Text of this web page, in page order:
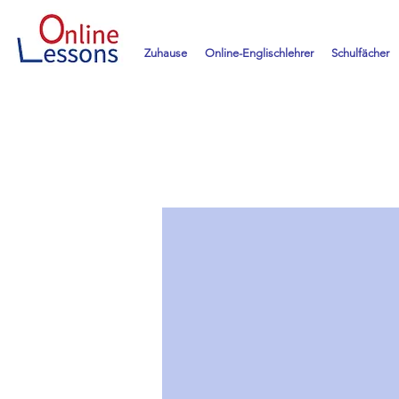
Zuhause Online-Englischlehrer Schulfächer